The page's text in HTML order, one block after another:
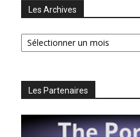
Les Archives
Les
Archives
Les Partenaires